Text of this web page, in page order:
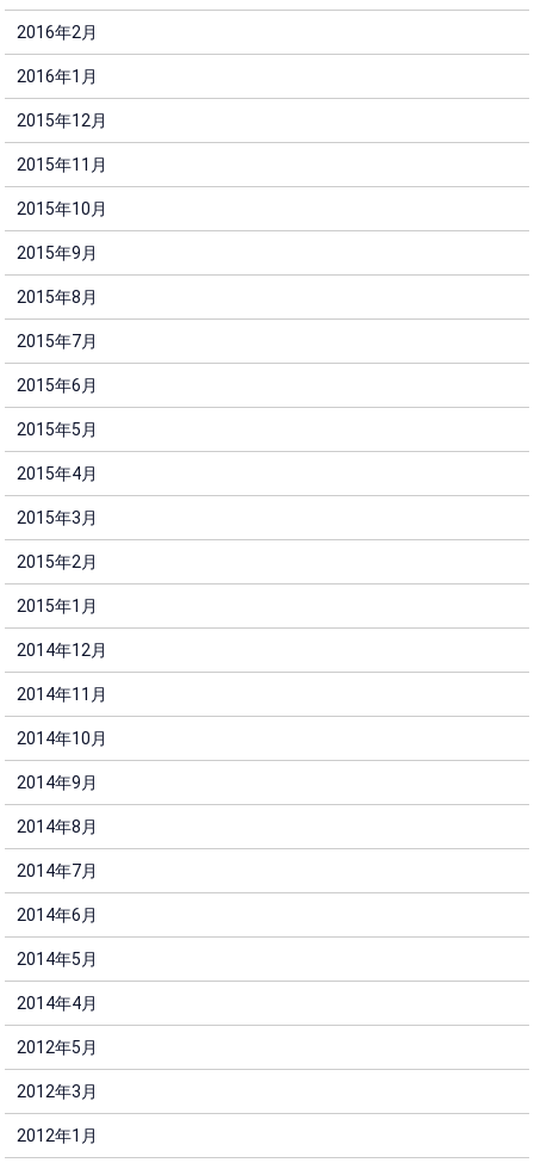
2016年2月
2016年1月
2015年12月
2015年11月
2015年10月
2015年9月
2015年8月
2015年7月
2015年6月
2015年5月
2015年4月
2015年3月
2015年2月
2015年1月
2014年12月
2014年11月
2014年10月
2014年9月
2014年8月
2014年7月
2014年6月
2014年5月
2014年4月
2012年5月
2012年3月
2012年1月